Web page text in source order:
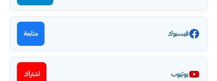
فيسبوك متابعة
يوتيوب اشتراك